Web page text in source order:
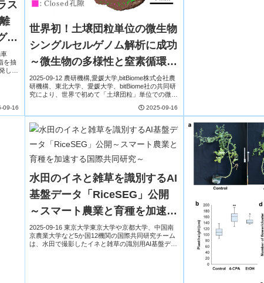
ス
」
～
を抽
しま
09-16
世界初！土壌団粒単位の微生物
シングルセルゲノム解析に成功
～微生物の多様性と窒素循環機
能の解明への足掛かり～
2025-09-12 農研機構,愛媛大学,bitBiome株式会社農
研機構、東北大学、愛媛大学、bitBiome社の共同研
究により、世界で初めて「土壌団粒」単位での微生
2025-09-16
水田のイネと雑草を識別するAI
基盤データ「RiceSEG」公開
～スマート農業と育種を加速す
る国際共同研究～
2025-09-16 東京大学東京大学や京都大学、中国南
京農業大学など5か国12機関の国際共同研究チーム
は、水田で撮影したイネと雑草の識別用AI基盤デー